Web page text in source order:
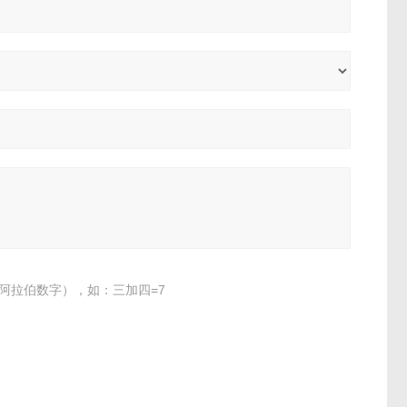
拉伯数字），如：三加四=7